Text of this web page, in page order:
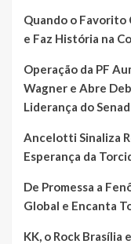
Quando o Favorito
e Faz História na
Operação da PF
Wagner e Abre
Liderança do
Ancelotti Sinaliza
Esperança da
De Promessa a
Global e Encanta
KK, o Rock Brasília